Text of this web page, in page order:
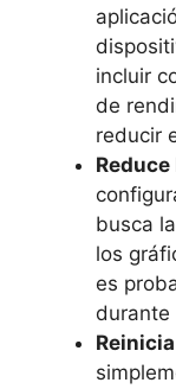
incluir
de
reducir
busca
los
es‍
​durante